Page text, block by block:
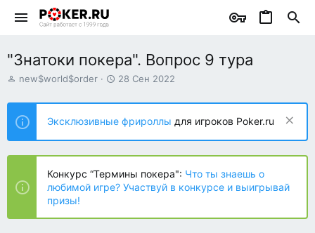
"Знатоки покера". Вопрос 9 тура
А
т
о
р
т
е
ы
new$world$order
Д
т
н
а
ч
л
а
28 Сен 2022
Эксклюзивные фрироллы для игроков Poker.ru
Конкурс “Термины покера": Что ты знаешь о
любимой игре? Участвуй в конкурсе и выигрывай
призы!